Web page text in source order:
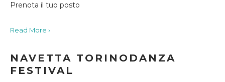
Prenota il tuo posto
Read More ›
NAVETTA TORINODANZA
FESTIVAL